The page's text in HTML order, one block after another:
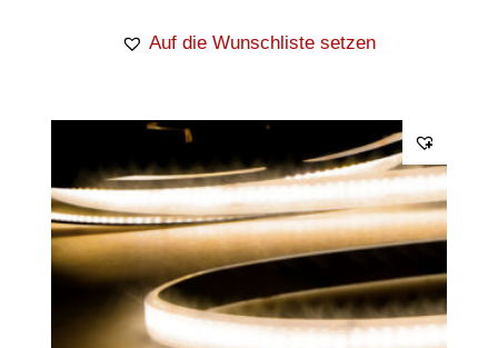
Auf die Wunschliste setzen